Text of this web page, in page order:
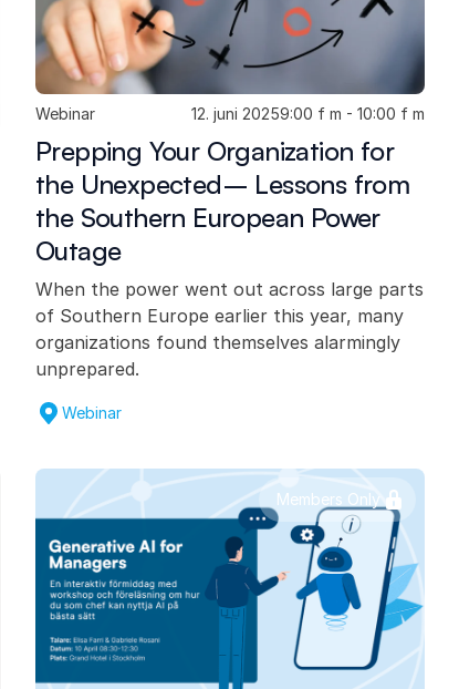
Webinar 12. juni 20259:00 f m - 10:00 f m
Prepping Your Organization for
the Unexpected– Lessons from
the Southern European Power
Outage
When the power went out across large parts
of Southern Europe earlier this year, many
organizations found themselves alarmingly
unprepared.
Webinar
Members Only